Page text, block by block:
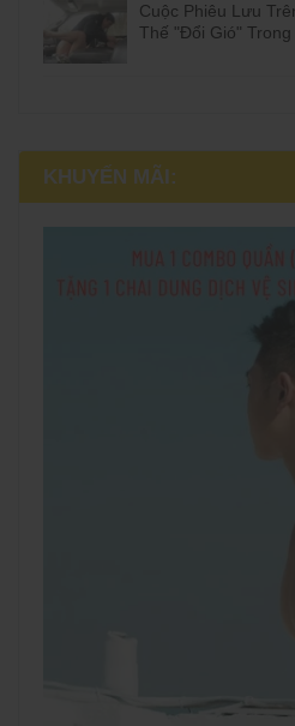
Cuộc Phiêu Lưu
Thế "Đổi Gió"
KHUYẾN MÃI: